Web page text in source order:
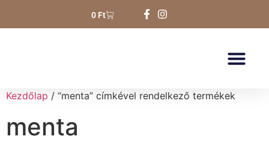
0 Ft
Kezdőlap / “menta” címkével rendelkező termékek
menta